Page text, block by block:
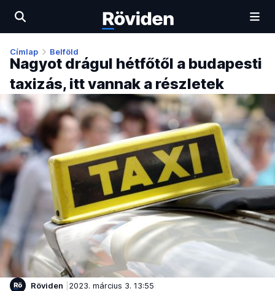
Címlap Belföld
Nagyot drágul hétfőtől a budapesti
taxizás, itt vannak a részletek
Röviden 2023. március 3. 13:55